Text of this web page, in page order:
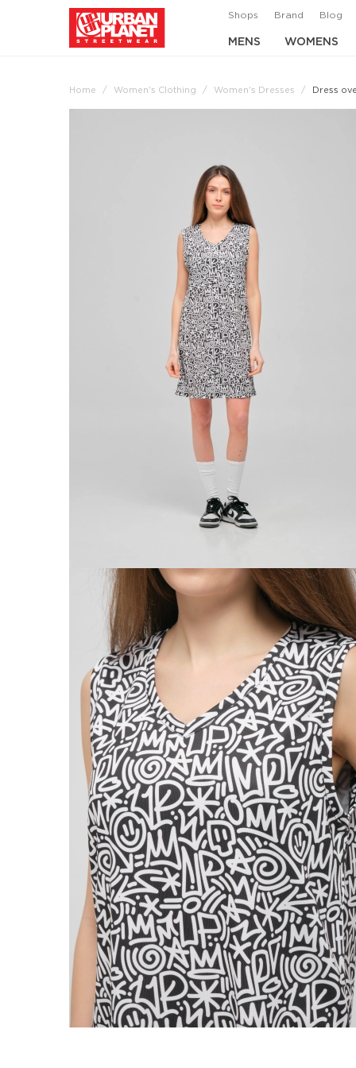
Shops Brand Blog
MENS WOMENS
Home Women's Clothing Women's Dresses Dress